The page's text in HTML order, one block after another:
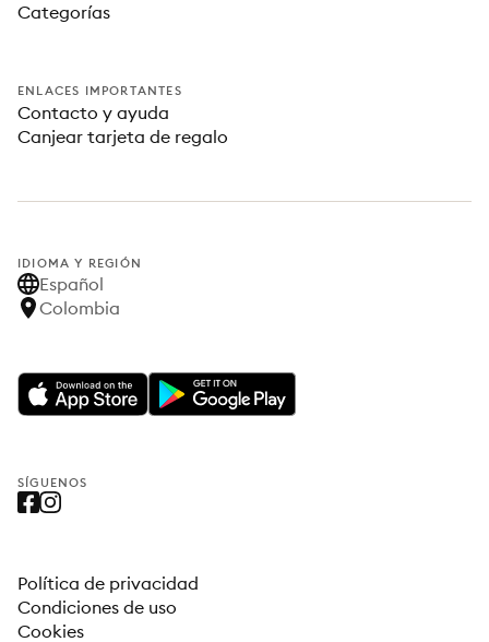
Categorías
ENLACES IMPORTANTES
Contacto y ayuda
Canjear tarjeta de regalo
IDIOMA Y REGIÓN
Español
Colombia
SÍGUENOS
Política de privacidad
Condiciones de uso
Cookies